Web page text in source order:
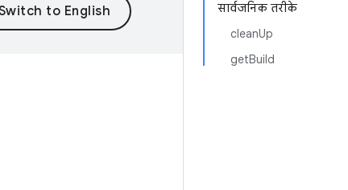
सार्वजनिक तरीके
cleanUp
getBuild